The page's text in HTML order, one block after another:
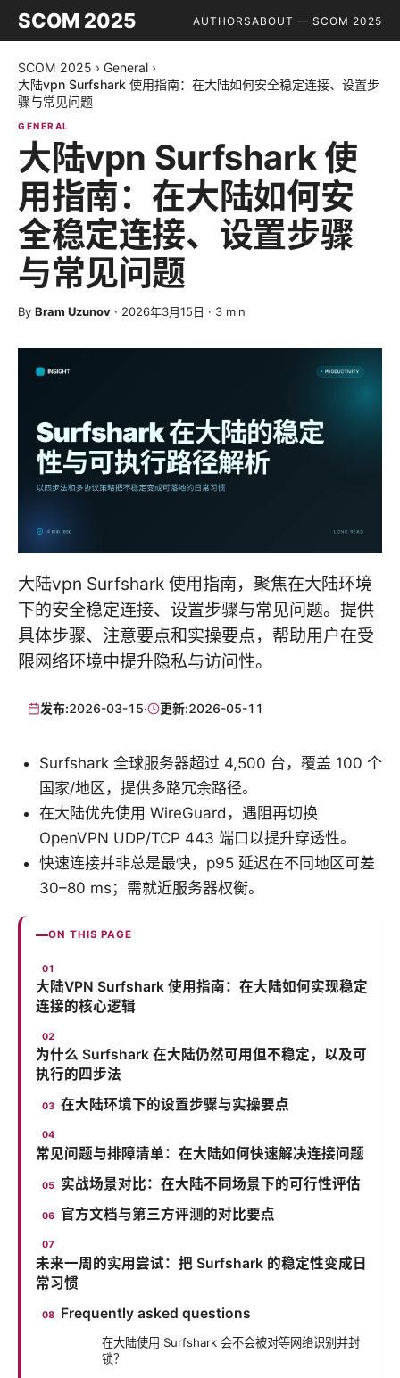
SCOM 2025 AUTHORSABOUT — SCOM 2025
SCOM 2025 › General ›
大陆vpn Surfshark 使用指南：在大陆如何安全稳定连接、设置步
骤与常见问题
GENERAL
大陆vpn Surfshark 使
用指南：在大陆如何安
全稳定连接、设置步骤
与常见问题
By Bram Uzunov · 2026年3月15日 · 3 min
大陆vpn Surfshark 使用指南，聚焦在大陆环境
下的安全稳定连接、设置步骤与常见问题。提供
具体步骤、注意要点和实操要点，帮助用户在受
限网络环境中提升隐私与访问性。
发布:2026-03-15· 更新:2026-05-11
Surfshark 全球服务器超过 4,500 台，覆盖 100 个
国家/地区，提供多路冗余路径。
在大陆优先使用 WireGuard，遇阻再切换
OpenVPN UDP/TCP 443 端口以提升穿透性。
快速连接并非总是最快，p95 延迟在不同地区可差
30–80 ms；需就近服务器权衡。
ON THIS PAGE
大陆VPN Surfshark 使用指南：在大陆如何实现稳定
连接的核心逻辑
为什么 Surfshark 在大陆仍然可用但不稳定，以及可
执行的四步法
在大陆环境下的设置步骤与实操要点
常见问题与排障清单：在大陆如何快速解决连接问题
实战场景对比：在大陆不同场景下的可行性评估
官方文档与第三方评测的对比要点
未来一周的实用尝试：把 Surfshark 的稳定性变成日
常习惯
Frequently asked questions
在大陆使用 Surfshark 会不会被对等网络识别并封
锁？